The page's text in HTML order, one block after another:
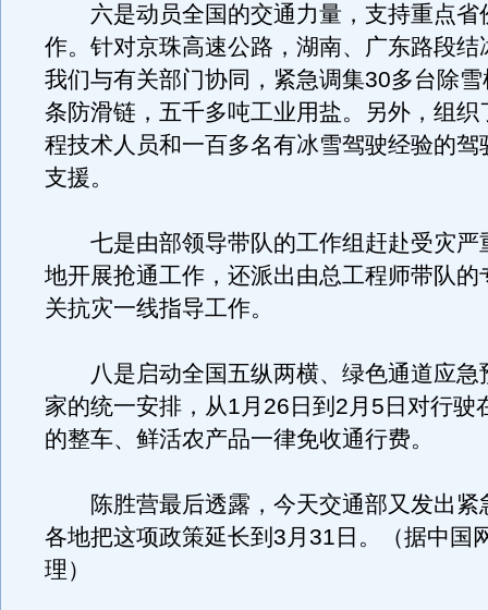
六是动员全国的交通力量，支持重点省
作。针对京珠高速公路，湖南、广东路段结
我们与有关部门协同，紧急调集30多台除
条防滑链，五千多吨工业用盐。另外，组织
程技术人员和一百多名有冰雪驾驶经验的驾
支援。
七是由部领导带队的工作组赶赴受灾严
地开展抢通工作，还派出由总工程师带队的
关抗灾一线指导工作。
八是启动全国五纵两横、绿色通道应急
家的统一安排，从1月26日到2月5日对行驶
的整车、鲜活农产品一律免收通行费。
陈胜营最后透露，今天交通部又发出紧
各地把这项政策延长到3月31日。（据中国
理）